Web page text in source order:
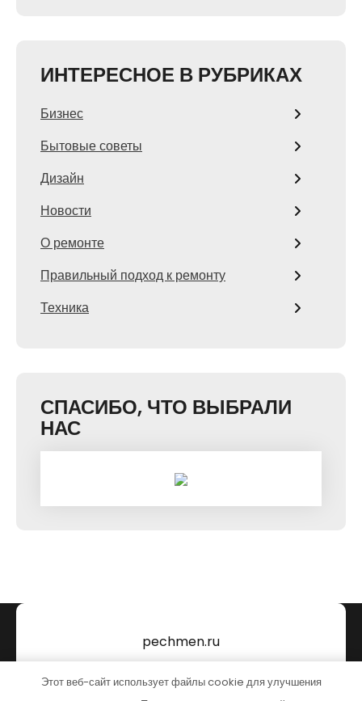
ИНТЕРЕСНОЕ В РУБРИКАХ
Бизнес
Бытовые советы
Дизайн
Новости
О ремонте
Правильный подход к ремонту
Техника
СПАСИБО, ЧТО ВЫБРАЛИ
НАС
pechmen.ru
Тема от Grace Themes
Этот веб-сайт использует файлы cookie для улучшения